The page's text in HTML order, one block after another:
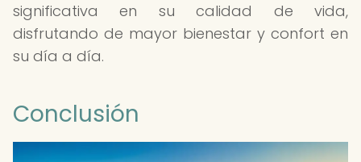
significativa en su calidad de vida,
disfrutando de mayor bienestar y confort en
su día a día.
Conclusión